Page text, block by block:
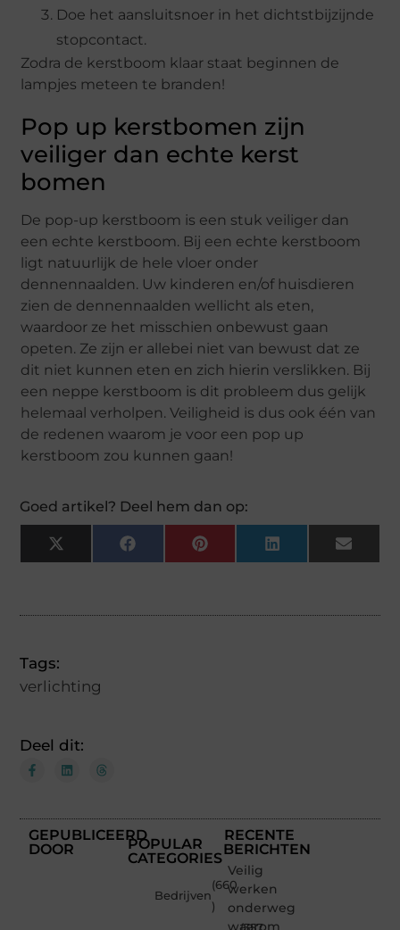
Doe het aansluitsnoer in het dichtstbijzijnde
stopcontact.
Zodra de kerstboom klaar staat beginnen de
lampjes meteen te branden!
Pop up kerstbomen zijn
veiliger dan echte kerst
bomen
De pop-up kerstboom is een stuk veiliger dan
een echte kerstboom. Bij een echte kerstboom
ligt natuurlijk de hele vloer onder
dennennaalden. Uw kinderen en/of huisdieren
zien de dennennaalden wellicht als eten,
waardoor ze het misschien onbewust gaan
opeten. Ze zijn er allebei niet van bewust dat ze
dit niet kunnen eten en zich hierin verslikken. Bij
een neppe kerstboom is dit probleem dus gelijk
helemaal verholpen. Veiligheid is dus ook één van
de redenen waarom je voor een pop up
kerstboom zou kunnen gaan!
Goed artikel? Deel hem dan op:
X
(Twitter)
FacebookPinterestLinkedInEmail
Tags:
verlichting
Deel dit:
GEPUBLICEERD
DOOR
POPULAR
CATEGORIES
Bedrijven
(660
)
RECENTE
BERICHTEN
Veilig
werken
onderweg:
waarom